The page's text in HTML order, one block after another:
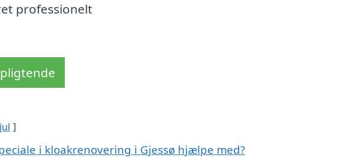
professionelt
i kloakrenovering i Gjessø hjælpe med?